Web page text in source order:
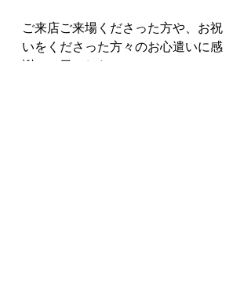
ご来店ご来場くださった方や、お祝
いをくださった方々のお心遣いに感
謝の一日でした。